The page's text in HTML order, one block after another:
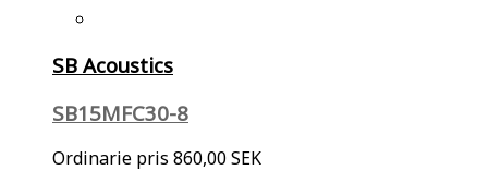
SB Acoustics
SB15MFC30-8
Ordinarie pris 860,00 SEK